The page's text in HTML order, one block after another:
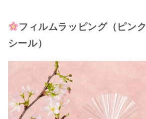
フィルムラッピング（ピン
シール）